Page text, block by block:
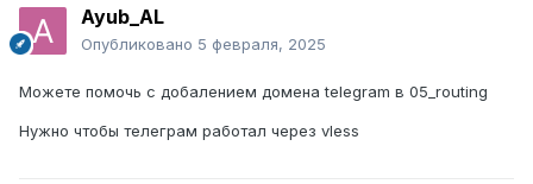
Ayub_AL
Опубликовано 5 февраля, 2025
Можете помочь с добалением домена telegram в 05_routing
Нужно чтобы телеграм работал через vless